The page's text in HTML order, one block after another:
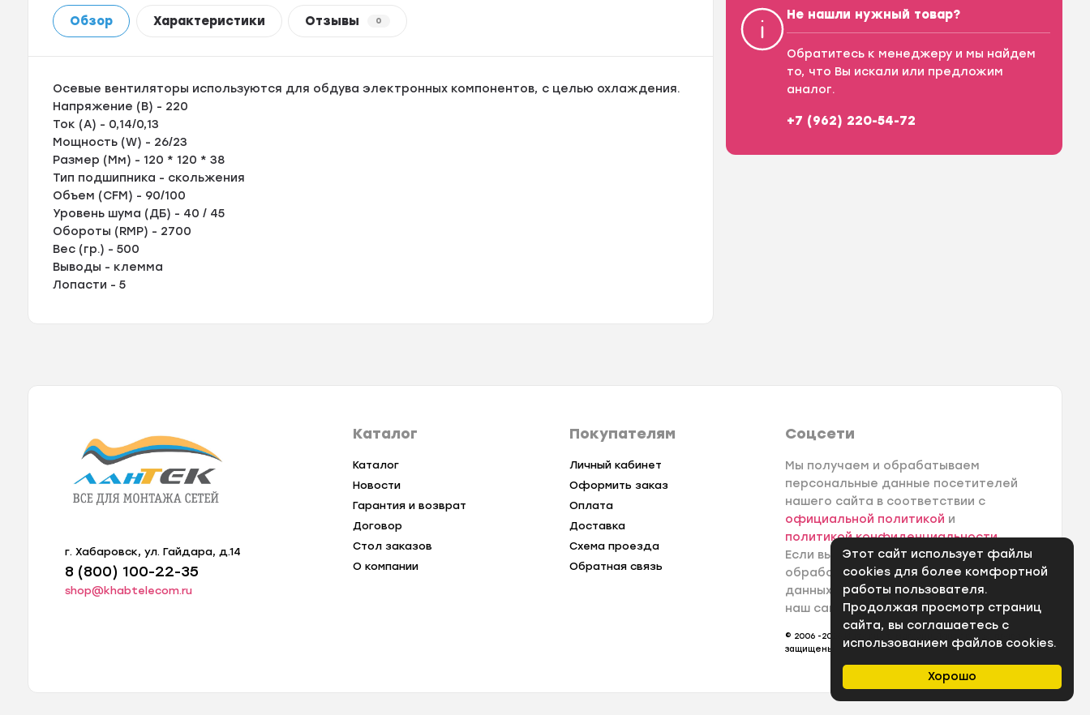
Хорошо
Этот сайт использует файлы
cookies для более комфортной
работы пользователя.
Продолжая просмотр страниц
сайта, вы соглашаетесь с
использованием файлов cookies.
Обзор Характеристики Отзывы 0
Осевые вентиляторы используются для обдува электронных компонентов, с целью охлаждения.
Напряжение (В) - 220
Ток (А) - 0,14/0,13
Мощность (W) - 26/23
Размер (Мм) - 120 * 120 * 38
Тип подшипника - скольжения
Объем (CFM) - 90/100
Уровень шума (ДБ) - 40 / 45
Обороты (RMP) - 2700
Вес (гр.) - 500
Выводы - клемма
Лопасти - 5
Не нашли нужный товар?
Обратитесь к менеджеру и мы найдем
то, что Вы искали или предложим
аналог.
+7 (962) 220-54-72
г. Хабаровск, ул. Гайдара, д.14
8 (800) 100-22-35
shop@khabtelecom.ru
Каталог
Каталог
Новости
Гарантия и возврат
Договор
Стол заказов
О компании
Покупателям
Личный кабинет
Оформить заказ
Оплата
Доставка
Схема проезда
Обратная связь
Соцсети
Мы получаем и обрабатываем
персональные данные посетителей
нашего сайта в соответствии с
официальной политикой и
политикой конфиденциальности.
Если вы не даете согласия на
обработку своих персональных
данных, вам необходимо покинуть
наш сайт.
© 2006 -2026 Интернет-магазин Лантек. Все права
защищены.